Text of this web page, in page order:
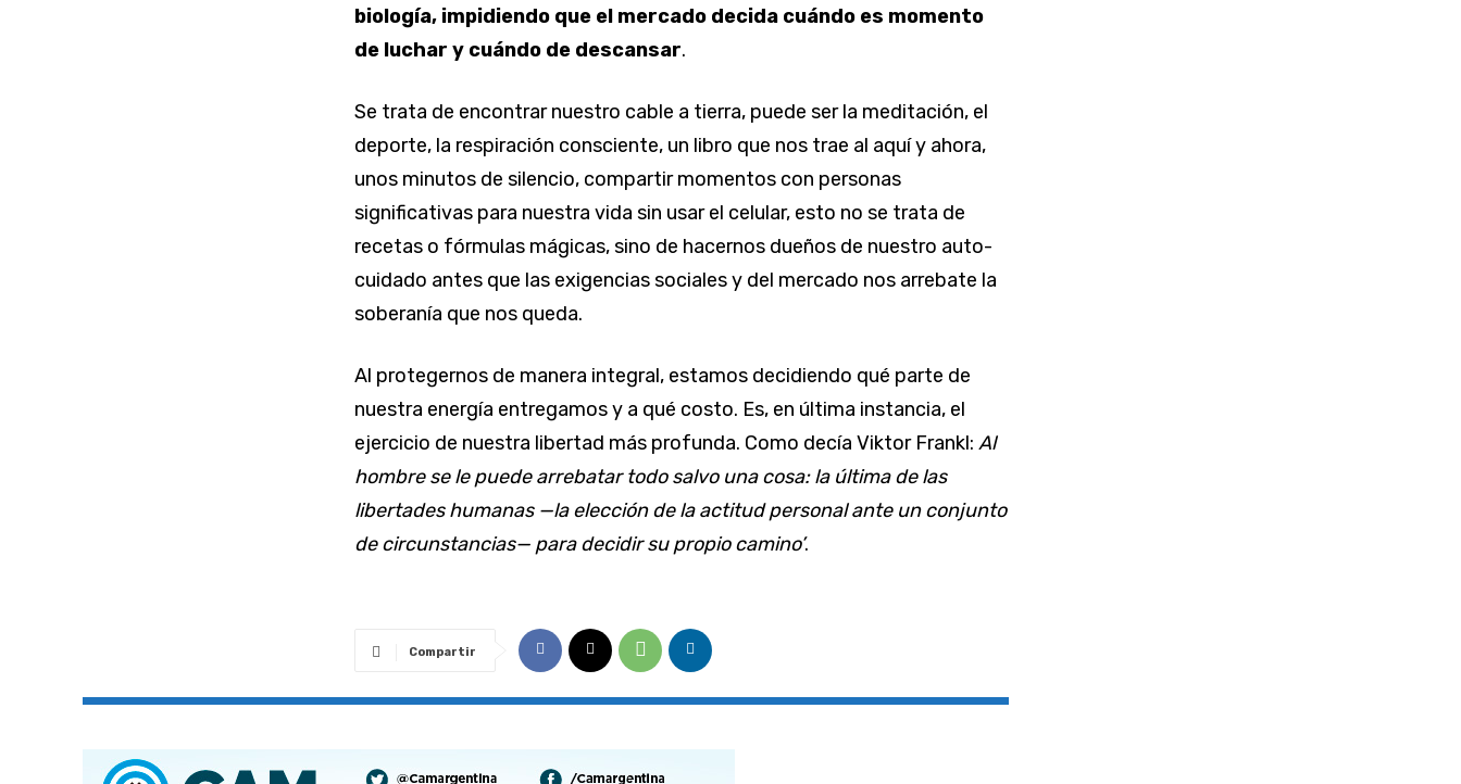
biología, impidiendo que el mercado decida cuándo es momento
de luchar y cuándo de descansar.
Se trata de encontrar nuestro cable a tierra, puede ser la meditación, el
deporte, la respiración consciente, un libro que nos trae al aquí y ahora,
unos minutos de silencio, compartir momentos con personas
significativas para nuestra vida sin usar el celular, esto no se trata de
recetas o fórmulas mágicas, sino de hacernos dueños de nuestro auto-
cuidado antes que las exigencias sociales y del mercado nos arrebate la
soberanía que nos queda.
Al protegernos de manera integral, estamos decidiendo qué parte de
nuestra energía entregamos y a qué costo. Es, en última instancia, el
ejercicio de nuestra libertad más profunda. Como decía Viktor Frankl: Al
hombre se le puede arrebatar todo salvo una cosa: la última de las
libertades humanas —la elección de la actitud personal ante un conjunto
de circunstancias— para decidir su propio camino’.
Compartir